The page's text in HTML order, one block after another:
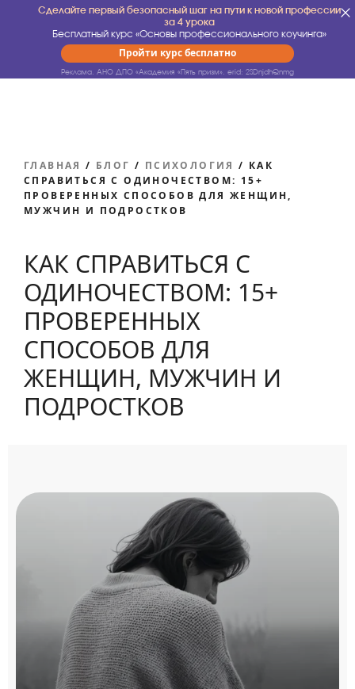
Сделайте первый безопасный шаг на пути к новой профессии
за 4 урока
Бесплатный курс «Основы профессионального коучинга»
Пройти курс бесплатно
Реклама. АНО ДПО «Академия «Пять призм». erid: 2SDnjdhQnmg
ГЛАВНАЯ / БЛОГ / ПСИХОЛОГИЯ / КАК
СПРАВИТЬСЯ С ОДИНОЧЕСТВОМ: 15+
ПРОВЕРЕННЫХ СПОСОБОВ ДЛЯ ЖЕНЩИН,
МУЖЧИН И ПОДРОСТКОВ
КАК СПРАВИТЬСЯ С
ОДИНОЧЕСТВОМ: 15+
ПРОВЕРЕННЫХ
СПОСОБОВ ДЛЯ
ЖЕНЩИН, МУЖЧИН И
ПОДРОСТКОВ